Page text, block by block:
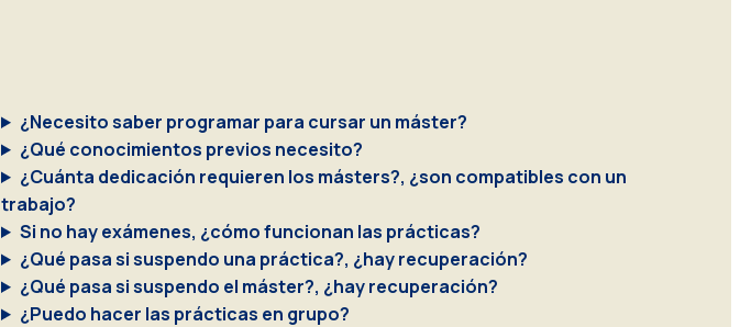
¿Necesito saber programar para cursar un máster?
¿Qué conocimientos previos necesito?
¿Cuánta dedicación requieren los másters?, ¿son compatibles con un
trabajo?
Si no hay exámenes, ¿cómo funcionan las prácticas?
¿Qué pasa si suspendo una práctica?, ¿hay recuperación?
¿Qué pasa si suspendo el máster?, ¿hay recuperación?
¿Puedo hacer las prácticas en grupo?